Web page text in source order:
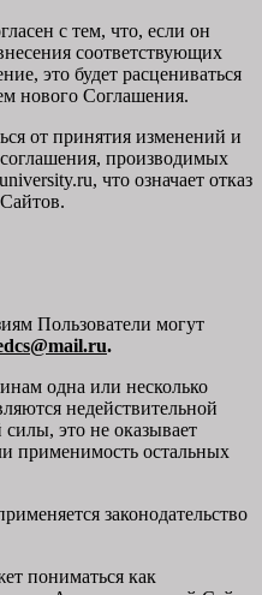
с тем, что, если он
соответствующих
это будет расцениваться
нового Соглашения.
от принятия изменений и
производимых
, что означает отказ
Пользователи могут
.
одна или несколько
недействительной
это не оказывает
применимость остальных
законодательство
пониматься как